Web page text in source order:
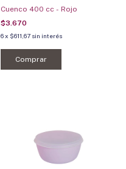
Cuenco 400 cc - Rojo
$3.670
6 x $611,67 sin interés
Comprar